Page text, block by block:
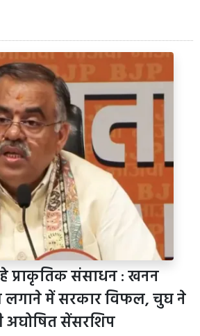
प्राकृतिक संसाधन : खनन
लगाने में सरकार विफल, चुघ ने
अघोषित सेंसरशिप